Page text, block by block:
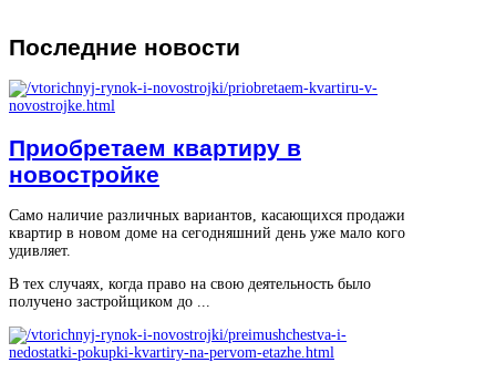
Последние новости
Приобретаем квартиру в
новостройке
Само наличие различных вариантов, касающихся продажи
квартир в новом доме на сегодняшний день уже мало кого
удивляет.
В тех случаях, когда право на свою деятельность было
получено застройщиком до ...